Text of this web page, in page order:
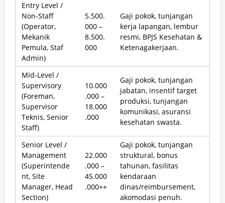
Entry Level /
Non-Staff
(Operator,
Mekanik
Pemula, Staf
Admin)
5.500.
000 –
8.500.
000
Gaji pokok, tunjangan
kerja lapangan, lembur
resmi, BPJS Kesehatan &
Ketenagakerjaan.
Mid-Level /
Supervisory
(Foreman,
Supervisor
Teknis, Senior
Staff)
10.000
.000 –
18.000
.000
Gaji pokok, tunjangan
jabatan, insentif target
produksi, tunjangan
komunikasi, asuransi
kesehatan swasta.
Senior Level /
Management
(Superintende
nt, Site
Manager, Head
Section)
22.000
.000 –
45.000
.000++
Gaji pokok, tunjangan
struktural, bonus
tahunan, fasilitas
kendaraan
dinas/reimbursement,
akomodasi penuh.